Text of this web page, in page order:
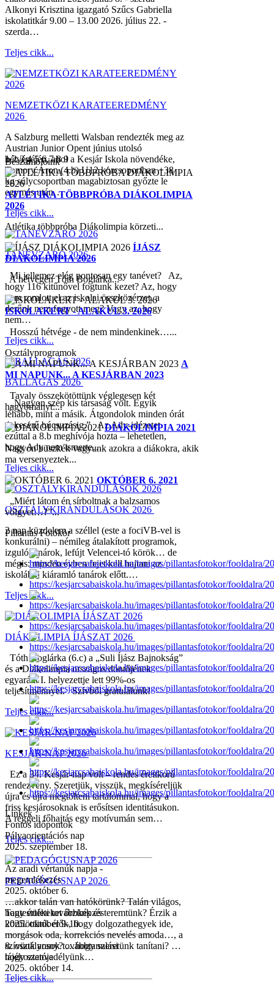
Alkonyi Krisztina igazgató Szűcs Gabriella
iskolatitkár 9.00 – 13.00 2026. július 22. -
szerda…
Teljes cikk...
NEMZETKÖZI KARATEEREDMÉNY
2026
A Salzburg melletti Walsban rendezték meg az
Austrian Junior Opent június utolsó
hétvégéjén, ahol a Kesjár Iskola növendéke,
Tomory Áron (4.b) U12 korcsoportban +38
kg súlycsoportban magabiztosan győzte le
egymás után…
Teljes cikk...
TANÉVZÁRÓ 2026
Mi jellemez elég pontosan egy tanévet? Az,
hogy 116 kitűnővel fogtunk kezet? Az, hogy
nem romlott el az iskolai összközérzet, a
derűnk nem fogyott meg? Vagy az, hogy
nem…
Teljes cikk...
BALLAGÁS 2026
„Nagyon szép kis társaság volt. Egyik
léhább, mint a másik. Átgondolok minden órát
A keserű búcsuzásig.” Az Ady-idézetet
ezúttal a 8.b meghívója hozta – lehetetlen,
hogy Ady nem ismerte…
Teljes cikk...
OSZTÁLYKIRÁNDULÁSOK 2026
2 nap küzdelem a széllel (este a fociVB-vel is
konkurálni) – némileg átalakított programok,
izguló tanárok, lefújt Velencei-tó körök… de
mégis: minden évben fejet kell hajtani az
iskolából kiáramló tanárok előtt.…
Teljes cikk...
DIÁKOLIMPIA ÍJÁSZAT 2026
Tóth Boglárka (6.c) a „Suli Íjász Bajnokság”
és a Diákolimpia országos döntőjének
egyaránt I. helyezettje lett 99%-os
teljesítménnyel. Szívből gratulálunk!
Teljes cikk...
KESJÁR-NAP 2026
Ez a 34. Kesjár-nap volt – rendes érettkorú
rendezvény. Szeretjük, visszük, megkíséreljük
újra és újra megtölteni tartalommal, hogy a
friss kesjárosoknak is erősítsen identitásukon.
A reggeli főhajtás egy motívumán sem…
Teljes cikk...
PEDAGÓGUSNAP 2026
…akkor talán van hatókörünk? Talán világos,
hogy értékeket őrzünk és teremtünk? Érzik a
körülöttünk élők, hogy dolgozathegyek ide,
morgások oda, korrekciós nevelés amoda…, a
szívünk arany? …hogy szeretünk tanítani? …
hogy szenvedélyünk…
Teljes cikk...
123456789
Beszámolóink
ATLÉTIKA TÖBBPRÓBA DIÁKOLIMPIA
2026
Atlétika többpróba Diákolimpia körzeti...
ÍJÁSZ
DIÁKOLIMPIA 2026
A hétvégén Tóth Boglárka...
ISKOLAKERT - ALAKUL 3. 2026
Hosszú hétvége - de nem mindenkinek…...
Osztályprogramok
A
MI NAPUNK... A KESJÁRBAN 2023
Tavaly összekötöttünk véglegesen két
hagyományt:...
DIÁKOLIMPIA 2021
Nagyon büszkék vagyunk azokra a diákokra, akik
ma versenyeztek...
OKTÓBER 6. 2021
„Miért látom én sírboltnak a balzsamos
völgyet…?”...
Pillantás Fotókör
Linkek
Fontos időpontok
Pályaorientációs nap
2025. szeptember 18.
Az aradi vértanúk napja -
megemlékezés
2025. október 6.
Tantestületi továbbképzés
2025. október 9-10.
8. osztályosok továbbtanulási
tájékoztatója
2025. október 14.